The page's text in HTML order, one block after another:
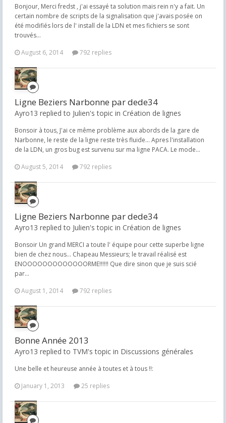
Bonjour, Merci fredst , j'ai essayé ta solution mais rein n'y a fait. Un
certain nombre de scripts de la signalisation que j'avais posée on
été modifiés lors de l' install de la LDN et mes fichiers se sont
trouvés...
August 6, 2014
792 replies
Ligne Beziers Narbonne par dede34
Ayro13 replied to Julien's topic in Création de lignes
Bonsoir à tous, J'ai ce même problème aux abords de la gare de
Narbonne, le reste de la ligne reste très fluide... Apres l'installation
de la LDN, un gros bug est survenu sur ma ligne PACA. Le mode...
August 5, 2014
792 replies
Ligne Beziers Narbonne par dede34
Ayro13 replied to Julien's topic in Création de lignes
Bonsoir Un grand MERCI a toute l' équipe pour cette superbe ligne
bien de chez nous... Chapeau Messieurs; le travail réalisé est
ENOOOOOOOOOOOOORME!!!!!! Que dire sinon que je suis scié
par...
August 1, 2014
792 replies
Bonne Année 2013
Ayro13 replied to TVM's topic in Discussions générales
Une belle et heureuse année à toutes et à tous !!:
January 1, 2013
25 replies